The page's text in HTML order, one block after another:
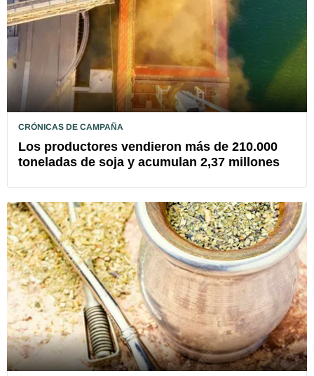
CRÓNICAS DE CAMPAÑA
Los productores vendieron más de 210.000
toneladas de soja y acumulan 2,37 millones